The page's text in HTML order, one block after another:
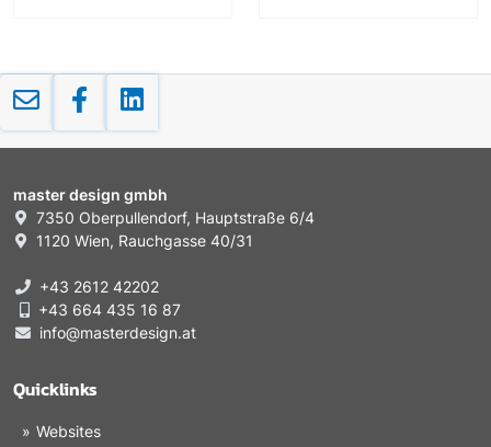
master design gmbh
7350 Oberpullendorf, Hauptstraße 6/4
1120 Wien, Rauchgasse 40/31
+43 2612 42202
+43 664 435 16 87
info@masterdesign.at
Quicklinks
Websites